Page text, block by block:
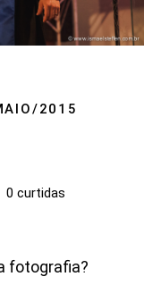
2015
0 curtidas
fotografia?